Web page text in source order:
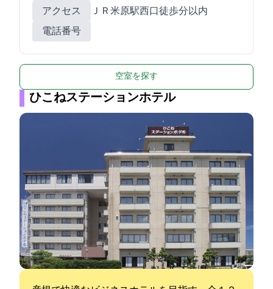
アクセス
ＪＲ米原駅西口徒歩1分以内
電話番号
空室を探す
ひこねステーションホテル